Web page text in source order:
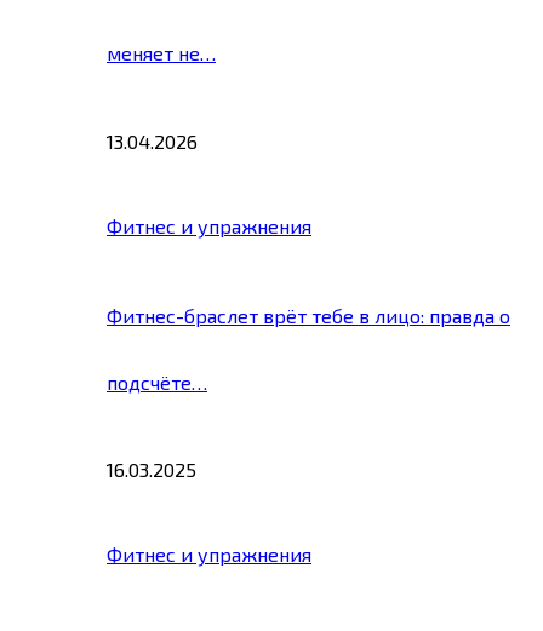
меняет не…
13.04.2026
Фитнес и упражнения
Фитнес-браслет врёт тебе в лицо: правда о
подсчёте…
16.03.2025
Фитнес и упражнения